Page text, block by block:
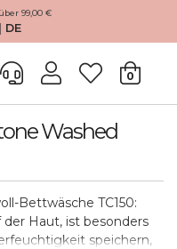
99,00 €
DE
0
Washed
Bettwäsche TC150:
Haut, ist besonders
speichern,